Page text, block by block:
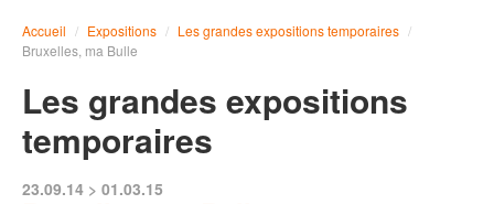
Accueil / Expositions / Les grandes expositions temporaires /
Bruxelles, ma Bulle
Les grandes expositions
temporaires
23.09.14 > 01.03.15